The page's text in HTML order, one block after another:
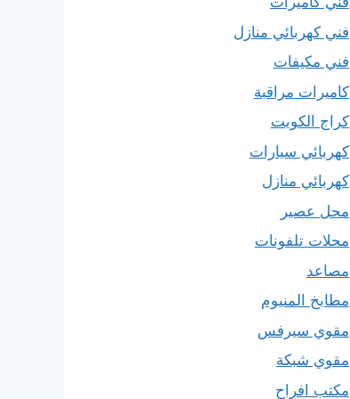
فني كهربائي منازل
فني مكيفات
كاميرات مراقبة
كراج الكويت
كهربائي سيارات
كهربائي منازل
محل عصير
محلات تلفونات
مصاعد
مطابخ المنيوم
مقوي سيرفس
مقوي شبكة
مكتب افراح